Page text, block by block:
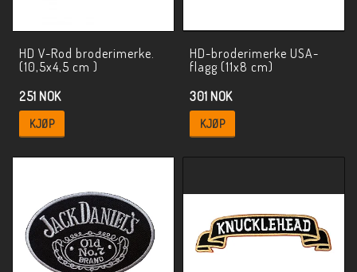
HD V-Rod broderimerke.
(10,5x4,5 cm )
251 NOK
KJØP
HD-broderimerke USA-
flagg (11x8 cm)
301 NOK
KJØP